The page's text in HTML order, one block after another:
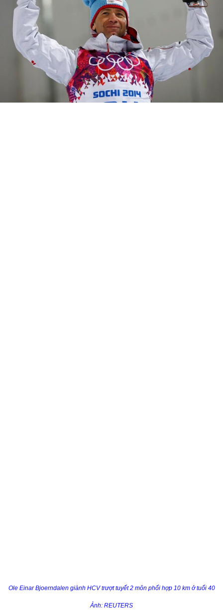
Ole Einar Bjoerndalen giành HCV trượt tuyết 2 môn phối hợp 10 km ở tuổi 40
Ảnh: REUTERS